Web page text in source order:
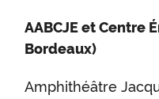
AABCJE et Centre
Bordeaux)
Amphithéâtre